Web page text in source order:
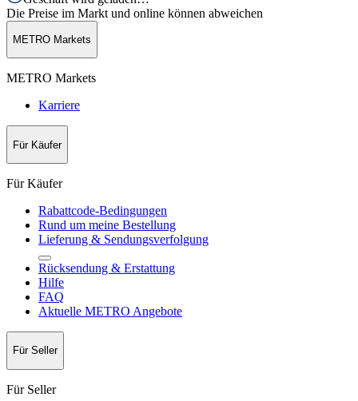
Die Preise im Markt und online können abweichen
METRO Markets
METRO Markets
Karriere
Für Käufer
Für Käufer
Rabattcode-Bedingungen
Rund um meine Bestellung
Lieferung & Sendungsverfolgung
Rücksendung & Erstattung
Hilfe
FAQ
Aktuelle METRO Angebote
Für Seller
Für Seller